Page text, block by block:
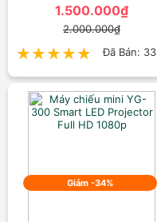
1.500.000₫
2.000.000₫
★★★★★
★★★★★ Đã Bán: 33
Giảm -34%